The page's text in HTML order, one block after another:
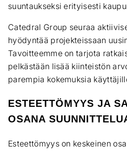
suuntaukseksi erityisesti
Catedral Group seuraa
hyödyntää projekteissaan
Tavoitteemme on tarjota
pelkästään lisää kiinteistön
parempia kokemuksia
ESTEETTÖMYYS JA
OSANA
Esteettömyys on keskeinen